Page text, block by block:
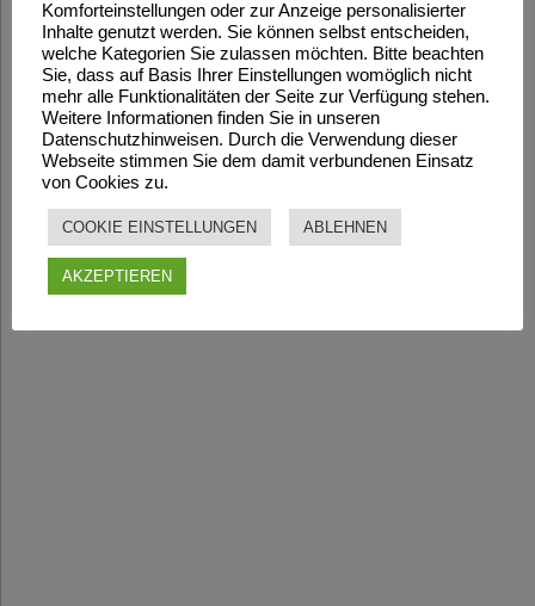
Komforteinstellungen oder zur Anzeige personalisierter
Inhalte genutzt werden. Sie können selbst entscheiden,
welche Kategorien Sie zulassen möchten. Bitte beachten
Sie, dass auf Basis Ihrer Einstellungen womöglich nicht
mehr alle Funktionalitäten der Seite zur Verfügung stehen.
Weitere Informationen finden Sie in unseren
Datenschutzhinweisen. Durch die Verwendung dieser
Webseite stimmen Sie dem damit verbundenen Einsatz
von Cookies zu.
COOKIE EINSTELLUNGEN ABLEHNEN
AKZEPTIEREN